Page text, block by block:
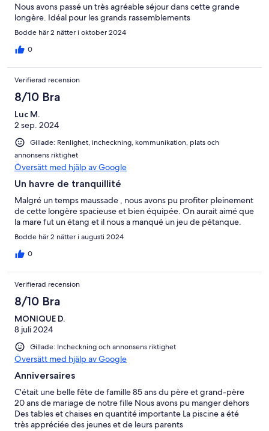
Nous avons passé un très agréable séjour dans cette grande
longère. Idéal pour les grands rassemblements
Bodde här 2 nätter i oktober 2024
0
Verifierad recension
8/10 Bra
Luc M.
2 sep. 2024
Gillade: Renlighet, incheckning, kommunikation, plats och
annonsens riktighet
Översätt med hjälp av Google
Un havre de tranquillité
Malgré un temps maussade , nous avons pu profiter pleinement
de cette longère spacieuse et bien équipée. On aurait aimé que
la mare fut un étang et il nous a manqué un jeu de pétanque.
Bodde här 2 nätter i augusti 2024
0
Verifierad recension
8/10 Bra
MONIQUE D.
8 juli 2024
Gillade: Incheckning och annonsens riktighet
Översätt med hjälp av Google
Anniversaires
C'était une belle fête de famille 85 ans du père et grand-père
20 ans de mariage de notre fille Nous avons pu manger dehors
Des tables et chaises en quantité importante La piscine a été
très appréciée des jeunes et de leurs parents